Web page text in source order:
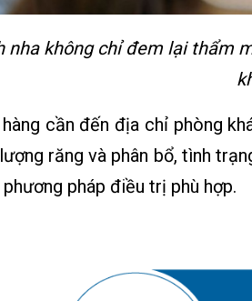
nha không chỉ đem lại thẩm
hàng cần đến địa chỉ phòng
răng và phân bổ, tình
pháp điều trị phù hợp.